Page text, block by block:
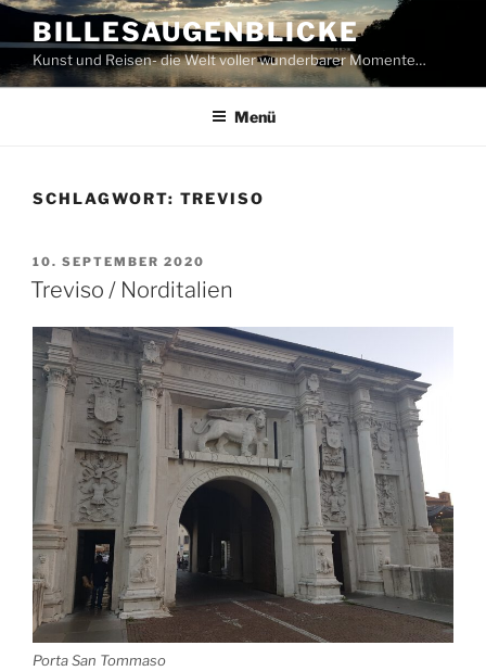
Zum
Inhalt
springen
BILLESAUGENBLICKE
Kunst und Reisen- die Welt voller wunderbarer Momente…
Menü
SCHLAGWORT: TREVISO
VERÖFFENTLICHT
AM
10. SEPTEMBER 2020
Treviso / Norditalien
Porta San Tommaso